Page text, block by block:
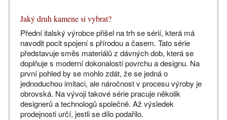
Jaký druh kamene si vybrat?
Přední italský výrobce přišel na trh se sérií, která má
navodit pocit spojení s přírodou a časem. Tato série
představuje směs materiálů z dávných dob, která se
doplňuje s moderní dokonalostí povrchu a designu. Na
první pohled by se mohlo zdát, že se jedná o
jednoduchou imitaci, ale náročnost v procesu výroby je
obrovská. Na vývoji takové série pracuje několik
designerů a technologů společně. Až výsledek
prodejnosti určí, jestli se dílo podařilo.